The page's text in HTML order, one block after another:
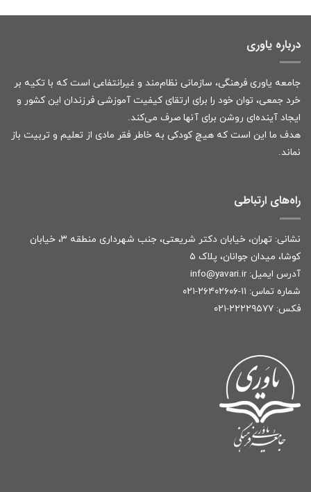
درباره یاوری
جامعه یاوری فرهنگی، سازمانی نظام‌مند و غیرانتفاعی است که با تکیه بر
خرد جمعی، توان خود را برای ارتقای کیفیت آموزشی فرزندان این کشور و
ایجاد آینده‌ای روشن برای آنها صرف می‌کند.
هدف ما این است که هیچ کودکی به خاطر فقر مادی از تعلیم و تربیت باز
نماند.
راه‌های ارتباطی
نشانی: تهران، خیابان دکتر شریعتی، جنب شهرداری منطقه ۳، خیابان
کوشا، میدان جوانان، پلاک ۵
آدرس ایمیل: info@yavari.ir
شماره تماس: ۱۱-۲۶۴۰۲۶۰۶-۰۲۱
فکس: ۲۲۲۲۹۵۷۷-۰۲۱